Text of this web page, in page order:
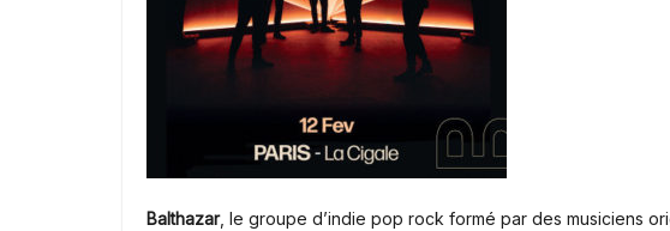
Balthazar, le groupe d’indie pop rock formé par des musiciens